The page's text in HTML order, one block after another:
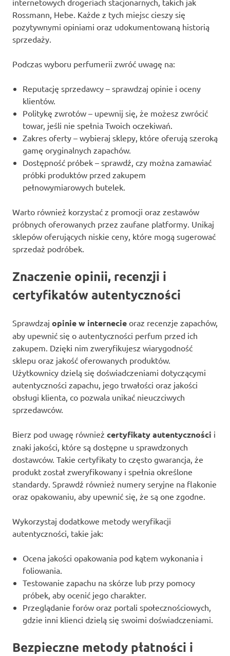
internetowych drogeriach stacjonarnych, takich jak
Rossmann, Hebe. Każde z tych miejsc cieszy się
pozytywnymi opiniami oraz udokumentowaną historią
sprzedaży.
Podczas wyboru perfumerii zwróć uwagę na:
Reputację sprzedawcy – sprawdzaj opinie i oceny
klientów.
Politykę zwrotów – upewnij się, że możesz zwrócić
towar, jeśli nie spełnia Twoich oczekiwań.
Zakres oferty – wybieraj sklepy, które oferują szeroką
gamę oryginalnych zapachów.
Dostępność próbek – sprawdź, czy można zamawiać
próbki produktów przed zakupem
pełnowymiarowych butelek.
Warto również korzystać z promocji oraz zestawów
próbnych oferowanych przez zaufane platformy. Unikaj
sklepów oferujących niskie ceny, które mogą sugerować
sprzedaż podróbek.
Znaczenie opinii, recenzji i
certyfikatów autentyczności
Sprawdzaj opinie w internecie oraz recenzje zapachów,
aby upewnić się o autentyczności perfum przed ich
zakupem. Dzięki nim zweryfikujesz wiarygodność
sklepu oraz jakość oferowanych produktów.
Użytkownicy dzielą się doświadczeniami dotyczącymi
autentyczności zapachu, jego trwałości oraz jakości
obsługi klienta, co pozwala unikać nieuczciwych
sprzedawców.
Bierz pod uwagę również certyfikaty autentyczności i
znaki jakości, które są dostępne u sprawdzonych
dostawców. Takie certyfikaty to często gwarancja, że
produkt został zweryfikowany i spełnia określone
standardy. Sprawdź również numery seryjne na flakonie
oraz opakowaniu, aby upewnić się, że są one zgodne.
Wykorzystaj dodatkowe metody weryfikacji
autentyczności, takie jak:
Ocena jakości opakowania pod kątem wykonania i
foliowania.
Testowanie zapachu na skórze lub przy pomocy
próbek, aby ocenić jego charakter.
Przeglądanie forów oraz portali społecznościowych,
gdzie inni klienci dzielą się swoimi doświadczeniami.
Bezpieczne metody płatności i